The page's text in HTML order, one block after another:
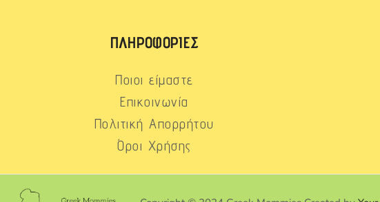
ΠΛΗΡΟΦΟΡΊΕΣ
Ποιοι είμαστε
Επικοινωνία
Πολιτική Απορρήτου
Όροι Χρήσης